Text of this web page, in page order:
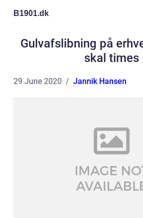
B1901.dk
Gulvafslibning på
skal times
29 June 2020 Jannik Hansen